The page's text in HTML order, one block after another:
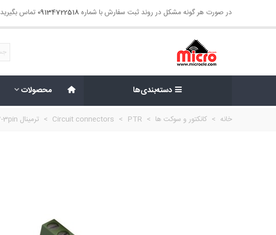
در صورت هر گونه مشکل در روند ثبت سفارش با شماره 09134722518 تماس بگیرید
دسته‌بندی‌ها محصولات
خانه > کانکتور و سوکت ها >
Circuit connectors > PTR
> ترمینال EX127-3pin